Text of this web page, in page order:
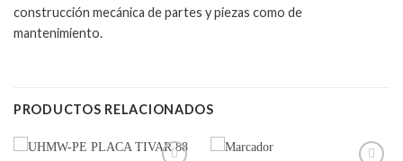
construcción mecánica de partes y piezas como de
mantenimiento.
PRODUCTOS RELACIONADOS